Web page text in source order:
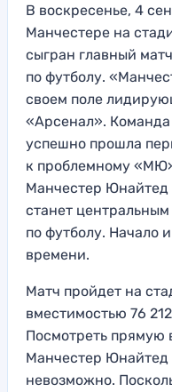
В воскресенье, 4
Манчестере на
сыгран главный
по футболу.
своем поле
«Арсенал».
успешно прошла
к проблемному
Манчестер Юнайтед
станет
по футболу. Начало
времени.
Матч пройдет на
вместимостью 76
Посмотреть прямую
Манчестер Юнайтед
невозможно.